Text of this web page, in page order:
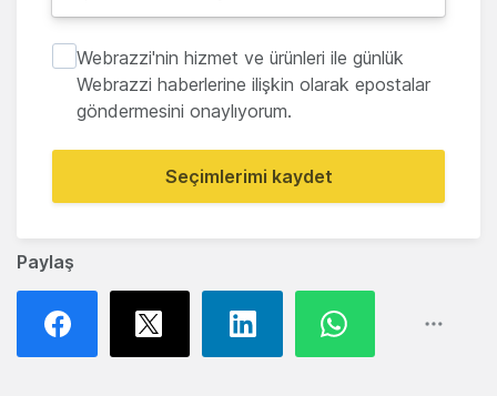
Paylaş
Webrazzi'nin hizmet ve ürünleri ile günlük
Webrazzi haberlerine ilişkin olarak epostalar
göndermesini onaylıyorum.
Seçimlerimi kaydet